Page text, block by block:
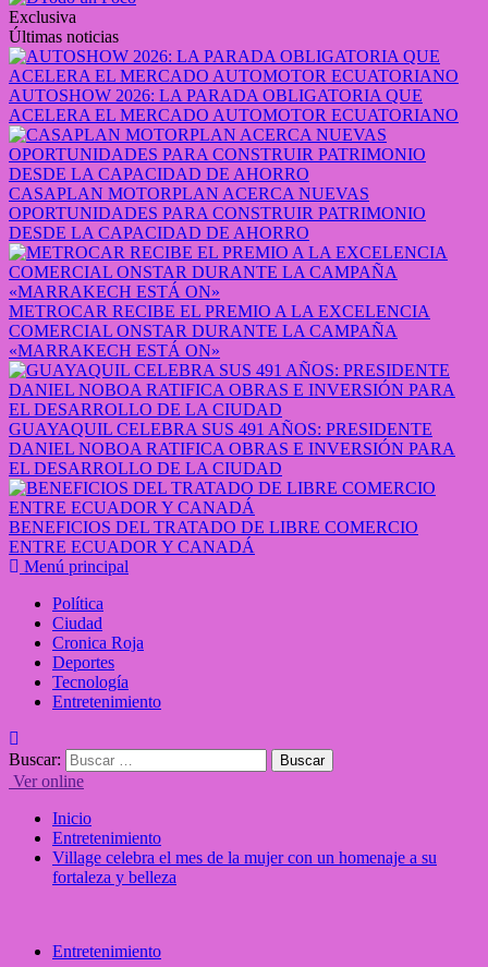
Exclusiva
Últimas noticias
AUTOSHOW 2026: LA PARADA OBLIGATORIA QUE
ACELERA EL MERCADO AUTOMOTOR ECUATORIANO
CASAPLAN MOTORPLAN ACERCA NUEVAS
OPORTUNIDADES PARA CONSTRUIR PATRIMONIO
DESDE LA CAPACIDAD DE AHORRO
METROCAR RECIBE EL PREMIO A LA EXCELENCIA
COMERCIAL ONSTAR DURANTE LA CAMPAÑA
«MARRAKECH ESTÁ ON»
GUAYAQUIL CELEBRA SUS 491 AÑOS: PRESIDENTE
DANIEL NOBOA RATIFICA OBRAS E INVERSIÓN PARA
EL DESARROLLO DE LA CIUDAD
BENEFICIOS DEL TRATADO DE LIBRE COMERCIO
ENTRE ECUADOR Y CANADÁ
Menú principal
Política
Ciudad
Cronica Roja
Deportes
Tecnología
Entretenimiento
Buscar:
Ver online
Inicio
Entretenimiento
Village celebra el mes de la mujer con un homenaje a su
fortaleza y belleza
Entretenimiento